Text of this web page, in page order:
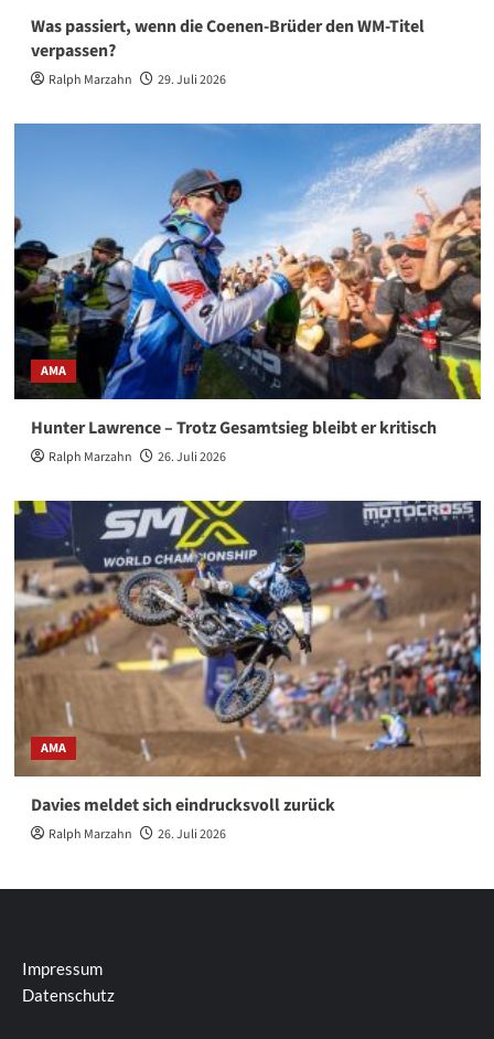
Was passiert, wenn die Coenen-Brüder den WM-Titel
verpassen?
Ralph Marzahn 29. Juli 2026
AMA
Hunter Lawrence – Trotz Gesamtsieg bleibt er kritisch
Ralph Marzahn 26. Juli 2026
AMA
Davies meldet sich eindrucksvoll zurück
Ralph Marzahn 26. Juli 2026
Impressum
Datenschutz